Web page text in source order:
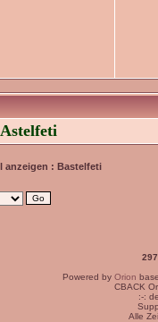
anzeigen : Bastelfeti
Powered by Orion
CBACK
:-:
Alle